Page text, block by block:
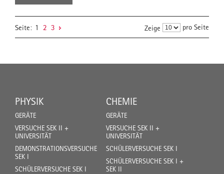
Seite: 1 2 3 Zeige pro Seite
PHYSIK
GERÄTE
VERSUCHE SEK II +
UNIVERSITÄT
DEMONSTRATIONSVERSUCHE
SEK I
SCHÜLERVERSUCHE SEK I
CHEMIE
GERÄTE
VERSUCHE SEK II +
UNIVERSITÄT
SCHÜLERVERSUCHE SEK I
SCHÜLERVERSUCHE SEK I +
SEK II